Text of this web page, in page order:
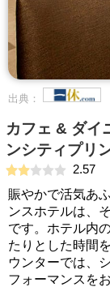
出典：
カフェ & ダイ
ンシティプリ
2.57
賑やかで活気あ
ンスホテルは、
です。ホテル内
たりとした時間
ウンターでは、
フォーマンスを